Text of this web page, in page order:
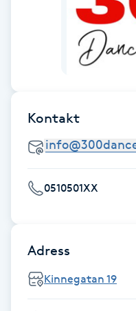
Fransk manikyr
Fransrengöring
Frekvensterapi
Friskvård
Färgning
Kontakt
0510501XX
Adress
Kinnegatan 19